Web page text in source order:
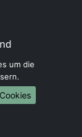
um die